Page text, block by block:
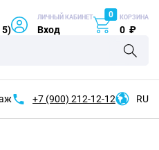
5)
ЛИЧНЫЙ КАБИНЕТ
Вход
0 КОРЗИНА
0 ₽
+7 (900) 212-12-12 RU